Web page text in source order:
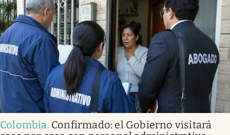
Colombia. Confirmado: el Gobierno visitará